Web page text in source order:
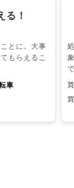
る！
とに。大事
もらえるこ
車